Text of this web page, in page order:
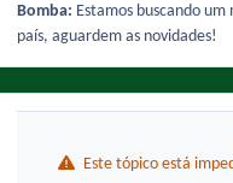
Bomba: Estamos buscando
país, aguardem as novidades!
Este tópico está